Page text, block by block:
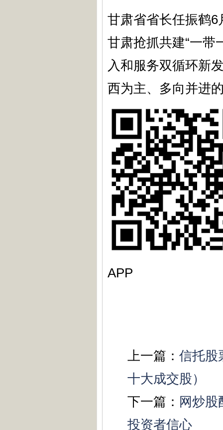
甘肃省省长任振鹤
甘肃抢抓共建“一带
入和服务双循环新
西为主、多向并进
APP
上一篇： 信托股
十大成交股）
下一篇： 网炒
投资者信心